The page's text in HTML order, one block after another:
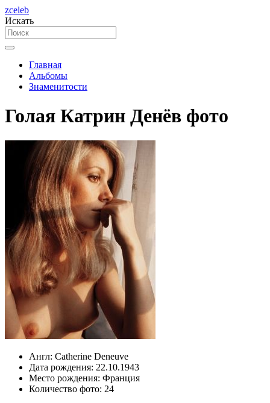
zceleb
Искать
Главная
Альбомы
Знаменитости
Голая Катрин Денёв фото
Англ: Catherine Deneuve
Дата рождения: 22.10.1943
Место рождения: Франция
Количество фото: 24